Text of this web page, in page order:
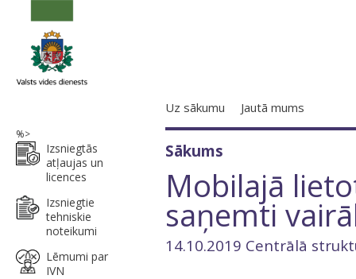
Uz sākumu Jautā mums
%>
Izsniegtās
atļaujas un
licences
Izsniegtie
tehniskie
noteikumi
Lēmumi par
IVN
Sākums
Mobilajā
saņemti
14.10.2019 Centrālā